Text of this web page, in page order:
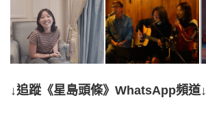
↓追蹤《星島頭條》WhatsApp頻道↓